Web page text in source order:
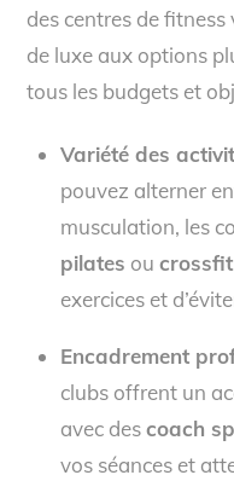
des centres de
de luxe aux options
tous les budgets et
Variété des
pouvez alterner
musculation, les
pilates ou crossfit
exercices et
Encadrement
clubs offrent un
avec descoach
vos séances et